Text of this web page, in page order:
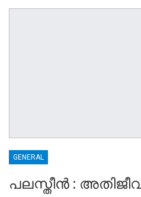
GENERAL
പലസ്തീൻ :